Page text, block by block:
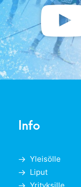
Info
Yleisölle
Liput